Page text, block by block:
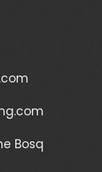
Bosq